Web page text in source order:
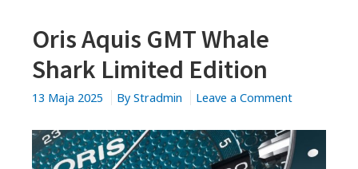
Oris Aquis GMT Whale
Shark Limited Edition
13 Maja 2025 By Stradmin Leave a Commenton
Aquis
GMT